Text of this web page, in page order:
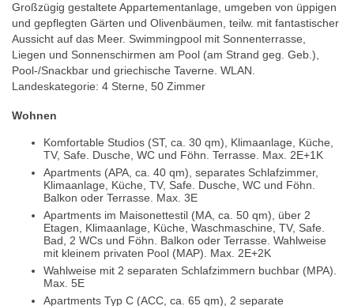
Großzügig gestaltete Appartementanlage, umgeben von üppigen
und gepflegten Gärten und Olivenbäumen, teilw. mit fantastischer
Aussicht auf das Meer. Swimmingpool mit Sonnenterrasse,
Liegen und Sonnenschirmen am Pool (am Strand geg. Geb.),
Pool-/Snackbar und griechische Taverne. WLAN.
Landeskategorie: 4 Sterne, 50 Zimmer
Wohnen
Komfortable Studios (ST, ca. 30 qm), Klimaanlage, Küche,
TV, Safe. Dusche, WC und Föhn. Terrasse. Max. 2E+1K
Apartments (APA, ca. 40 qm), separates Schlafzimmer,
Klimaanlage, Küche, TV, Safe. Dusche, WC und Föhn.
Balkon oder Terrasse. Max. 3E
Apartments im Maisonettestil (MA, ca. 50 qm), über 2
Etagen, Klimaanlage, Küche, Waschmaschine, TV, Safe.
Bad, 2 WCs und Föhn. Balkon oder Terrasse. Wahlweise
mit kleinem privaten Pool (MAP). Max. 2E+2K
Wahlweise mit 2 separaten Schlafzimmern buchbar (MPA).
Max. 5E
Apartments Typ C (ACC, ca. 65 qm), 2 separate